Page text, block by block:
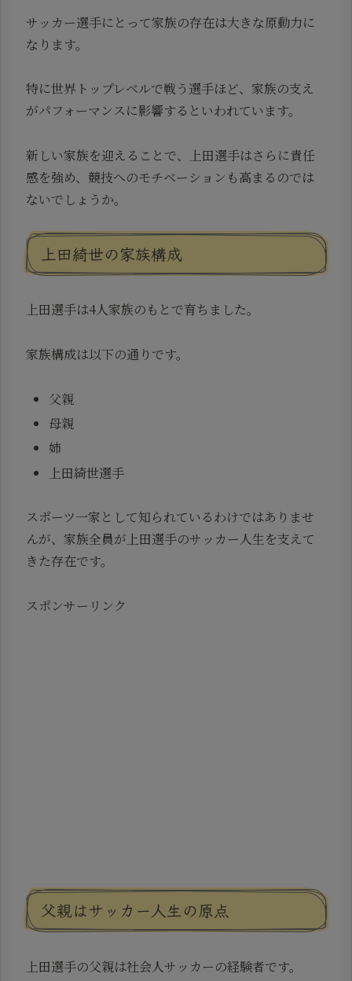
サッカー選手にとって家族の存在は大きな原動力に
なります。
特に世界トップレベルで戦う選手ほど、家族の支え
がパフォーマンスに影響するといわれています。
新しい家族を迎えることで、上田選手はさらに責任
感を強め、競技へのモチベーションも高まるのでは
ないでしょうか。
上田綺世の家族構成
上田選手は4人家族のもとで育ちました。
家族構成は以下の通りです。
父親
母親
姉
上田綺世選手
スポーツ一家として知られているわけではありませ
んが、家族全員が上田選手のサッカー人生を支えて
きた存在です。
スポンサーリンク
父親はサッカー人生の原点
上田選手の父親は社会人サッカーの経験者です。